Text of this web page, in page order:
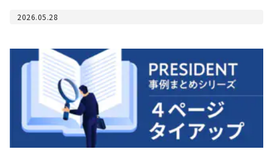
2026.05.28